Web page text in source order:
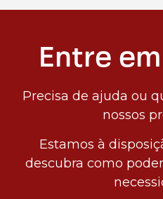
Entre
Precisa de ajuda ou
nossos
Estamos à
descubra como